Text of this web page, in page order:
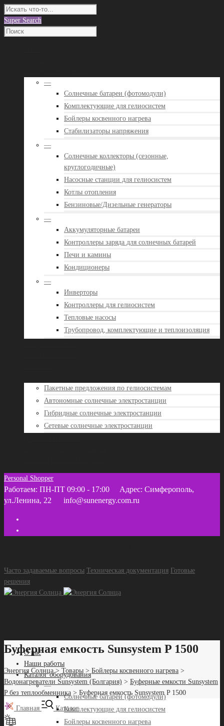
Super Search
—
Солнечные батареи (фотомодули)
Комплектующие для гелиосистем
Бойлеры косвенного нагрева
Стабилизаторы напряжения
—
Солнечные коллекторы (сезонные,
круглогодичные)
Насосные станции для гелиосистем
Котлы отопления
Бензиновые/Дизельные генераторы
—
Аккумуляторные батареи
Контроллеры заряда для солнечных батарей
Печи и камины
Кондиционеры
—
Инверторы
Контроллеры для гелиосистем
Тепловые насосы
Трубопровод, комплектующие и теплоизоляция
Пакетные предложения по гелиосистемам
Автономные солнечные электростанции
Гибридные солнечные электростанции
Сетевые солнечные электростанции
Personal Shopper
Работаем: ПН-ПТ 09:00 - 17:00
Адрес: Симферополь,
ул.Ленина, 22
info@sunenergy.com.ru
Часто задаваемые вопросы Техническая документация Готовые
решения
О нас
Наши работы
Каталог оборудования
—
Солнечные батареи (фотомодули)
Комплектующие для гелиосистем
Бойлеры косвенного нагрева
Буферная емкость Sunsystem P 1500
Энергия Солнца> Товары > Бойлеры косвенного нагрева >
Водонагреватели Sunsystem (Болгария) > Буферные емкости Sunsystem
P без теплообменника > Буферная емкость Sunsystem P 1500
Главная Каталог